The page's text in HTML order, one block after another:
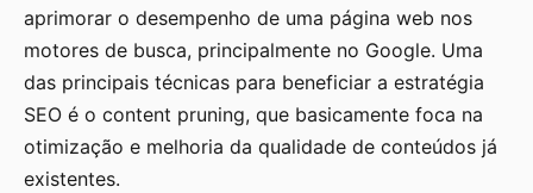
aprimorar o desempenho de uma página web nos
motores de busca, principalmente no Google. Uma
das principais técnicas para beneficiar a estratégia
SEO é o content pruning, que basicamente foca na
otimização e melhoria da qualidade de conteúdos já
existentes.